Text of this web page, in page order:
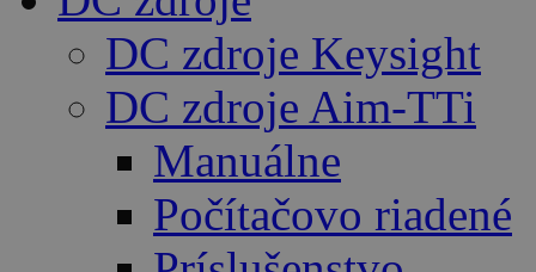
DC zdroje Keysight
DC zdroje Aim-TTi
Manuálne
Počítačovo riadené